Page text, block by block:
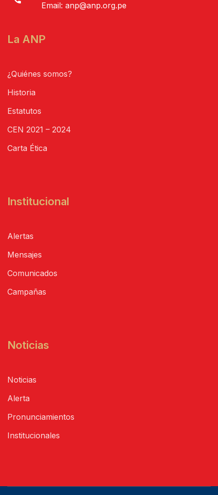
Email: anp@anp.org.pe
La ANP
¿Quiénes somos?
Historia
Estatutos
CEN 2021 – 2024
Carta Ética
Institucional
Alertas
Mensajes
Comunicados
Campañas
Noticias
Noticias
Alerta
Pronunciamientos
Institucionales